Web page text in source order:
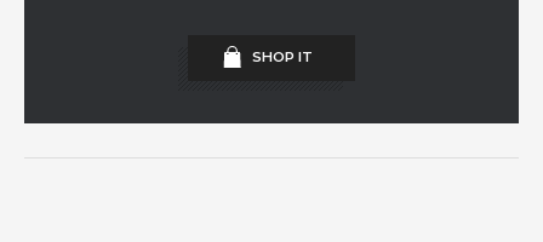
SHOP IT